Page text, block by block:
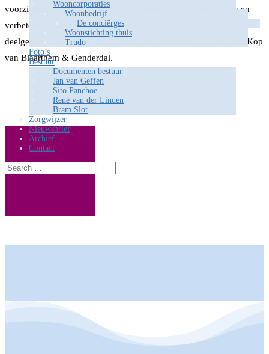
Wooncorporaties
Woonbedrijf
De conciërges
Woonstichting thuis
Trudo
Foto’s
Bestuur
Documenten bestuur
Jan van Geffen
Sito Panchoe
René van der Linden
Bram Slot
Zorgwijzer
Nieuwsbrief
Archief
Contact
voorzieningen, bereikbaarheid en publieke ruimte vernieuwen en
verbeteren. Daarvoor gaat de gemeente voor een aantal
deelgebieden in Gestel een gebiedskader opstellen, zo ook voor Kop
van Blaarthem & Genderdal.